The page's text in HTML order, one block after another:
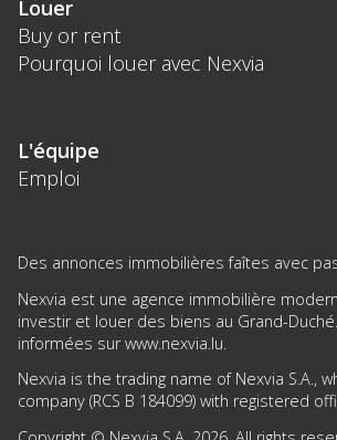
Louer
Buy or rent
Pourquoi louer avec Nexvia
L'équipe
Emploi
Des annonces immobilières faîtes avec
Nexvia est une agence immobilière
investir et louer des biens au Grand-
informées surwww.nexvia.lu
Nexvia is the trading name of Nexvia S.A.,
company (RCS B 184099) with registered